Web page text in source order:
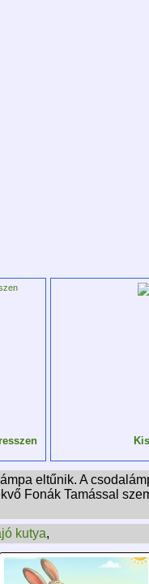
eltűnik. A
Fonák Tamással
kutya,